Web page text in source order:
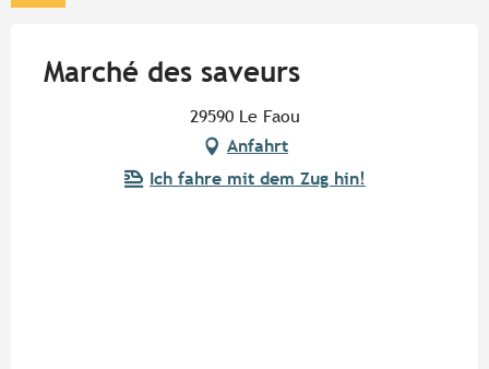
Marché des saveurs
29590 Le Faou
Anfahrt
Ich fahre mit dem Zug hin!